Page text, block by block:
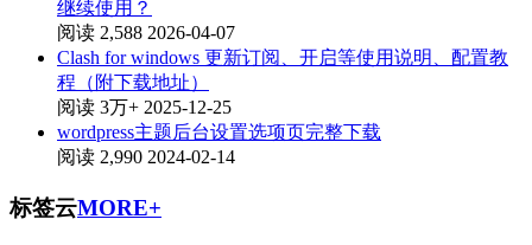
继续使用？
阅读 2,588 2026-04-07
Clash for windows 更新订阅、开启等使用说明、配置教
程（附下载地址）
阅读 3万+ 2025-12-25
wordpress主题后台设置选项页完整下载
阅读 2,990 2024-02-14
标签云MORE+